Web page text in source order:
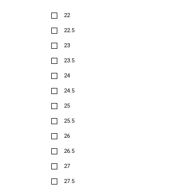
22
22.5
23
23.5
24
24.5
25
25.5
26
26.5
27
27.5